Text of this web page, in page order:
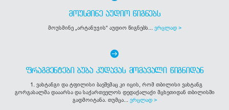
ᲛᲝᲣᲡᲛᲘᲜᲔ ᲐᲣᲓᲘᲝ ᲬᲘᲒᲜᲔᲑᲡ
მოუსმინე „არტანუჯის“ აუდიო წიგნებს... ვრცლად >
ᲤᲠᲐᲒᲛᲔᲜᲢᲔᲑᲘ ᲑᲣᲑᲐ ᲙᲣᲓᲐᲕᲐᲡ ᲛᲝᲛᲐᲕᲐᲚᲘ ᲬᲘᲒᲜᲘᲓᲐᲜ
1. ვახტანგი და ტფილისი ბავშვმაც კი იცის, რომ თბილისი ვახტანგ
გორგასალმა დააარსა და საქართველოს დედაქალაქი მცხეთიდან თბილისში
გადმოიტანა. თუმცა... ვრცლად >